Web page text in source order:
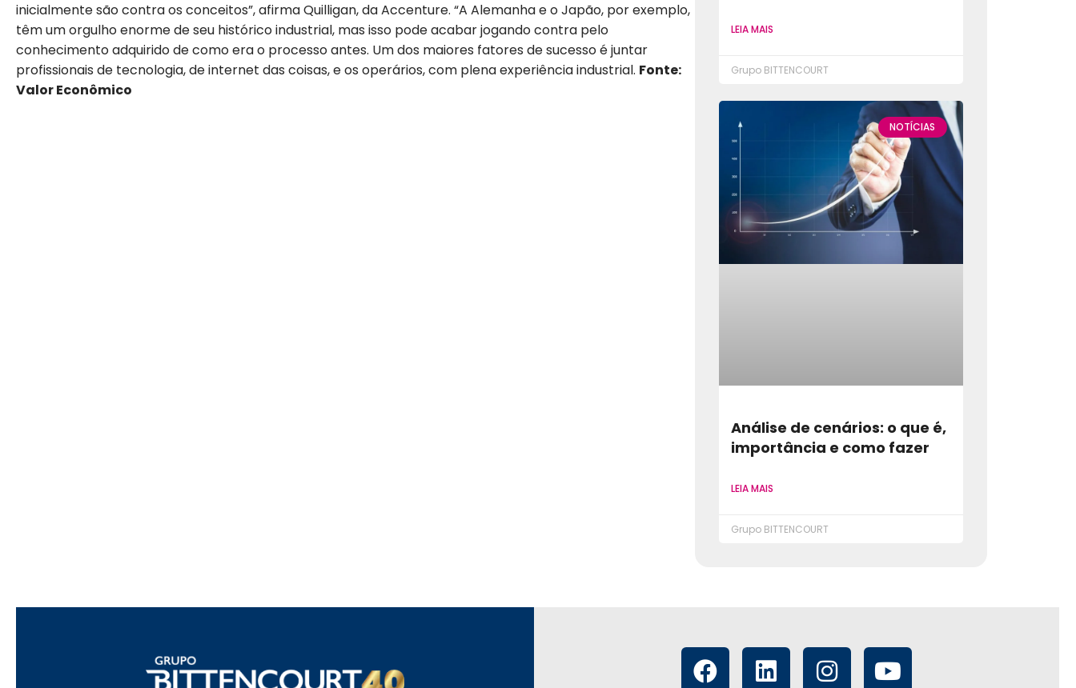
inicialmente são contra os conceitos”, afirma Quilligan, da Accenture. “A Alemanha e o Japão, por exemplo,
têm um orgulho enorme de seu histórico industrial, mas isso pode acabar jogando contra pelo
conhecimento adquirido de como era o processo antes. Um dos maiores fatores de sucesso é juntar
profissionais de tecnologia, de internet das coisas, e os operários, com plena experiência industrial. Fonte:
Valor Econômico
LEIA MAIS
Grupo BITTENCOURT
NOTÍCIAS
Análise de cenários: o que é,
importância e como fazer
LEIA MAIS
Grupo BITTENCOURT